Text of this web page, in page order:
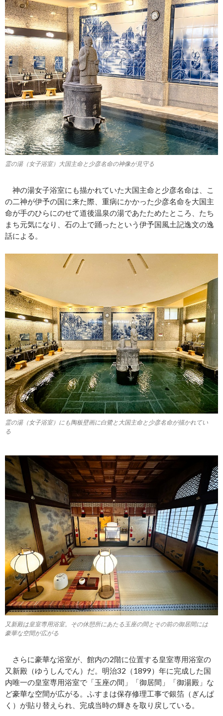
霊の湯（女子浴室）大国主命と少彦名命の神像が見守る
神の湯女子浴室にも描かれていた大国主命と少彦名命は、こ
の二神が伊予の国に来た際、重病にかかった少彦名命を大国主
命が手のひらにのせて道後温泉の湯であたためたところ、たち
まち元気になり、石の上で踊ったという伊予国風土記逸文の逸
話による。
霊の湯（女子浴室）にも陶板壁画に白鷺と大国主命と少彦名命が描かれてい
る
又新殿は皇室専用浴室。その休憩所にあたる玉座の間とその前の御居間には
豪華な空間が広がる
さらに豪華な浴室が、館内の2階に位置する皇室専用浴室の
又新殿（ゆうしんでん）だ。明治32（1899）年に完成した国
内唯一の皇室専用浴室で「玉座の間」「御居間」「御湯殿」な
ど豪華な空間が広がる。ふすまは保存修理工事で銀箔（ぎんぱ
く）が貼り替えられ、完成当時の輝きを取り戻している。